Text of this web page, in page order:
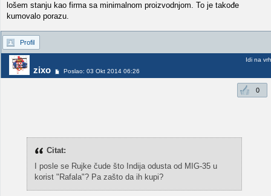
lošem stanju kao firma sa minimalnom proizvodnjom. To je takođe
kumovalo porazu.
Profil
zixo Poslao: 03 Okt 2014 06:26
Idi na vrh
0
Citat:
I posle se Rujke čude što Indija odusta od MIG-35 u
korist "Rafala"? Pa zašto da ih kupi?